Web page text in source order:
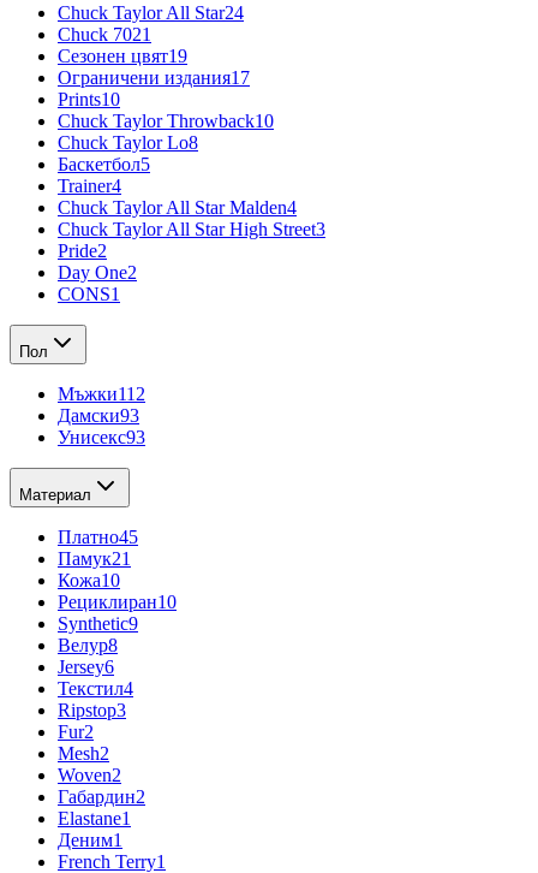
Chuck Taylor All Star24
Chuck 7021
Сезонен цвят19
Ограничени издания17
Prints10
Chuck Taylor Throwback10
Chuck Taylor Lo8
Баскетбол5
Trainer4
Chuck Taylor All Star Malden4
Chuck Taylor All Star High Street3
Pride2
Day One2
CONS1
Пол
Мъжки112
Дамски93
Унисекс93
Материал
Платно45
Памук21
Кожа10
Рециклиран10
Synthetic9
Велур8
Jersey6
Текстил4
Ripstop3
Fur2
Mesh2
Woven2
Габардин2
Elastane1
Деним1
French Terry1